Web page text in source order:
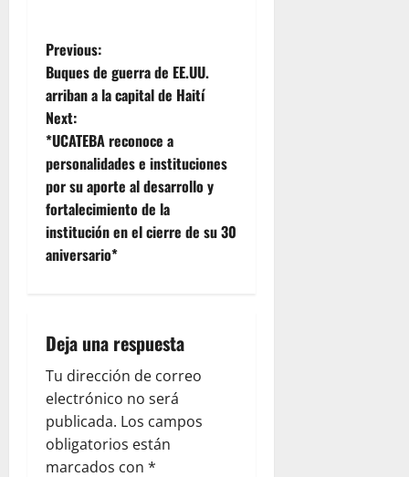
P
o
s
t
n
a
g
a
t
Previous:
Buques de guerra de EE.UU.
arriban a la capital de Haití
Next:
*UCATEBA reconoce a
personalidades e instituciones
por su aporte al desarrollo y
fortalecimiento de la
institución en el cierre de su 30
aniversario*
Deja una respuesta
Tu dirección de correo
electrónico no será
publicada. Los campos
obligatorios están
marcados con *